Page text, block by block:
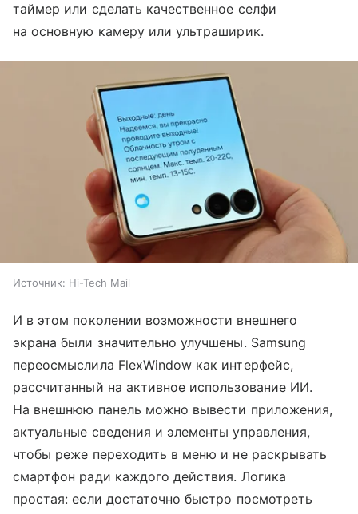
таймер или сделать качественное селфи
на основную камеру или ультраширик.
Источник: Hi-Tech Mail
И в этом поколении возможности внешнего
экрана были значительно улучшены. Samsung
переосмыслила FlexWindow как интерфейс,
рассчитанный на активное использование ИИ.
На внешнюю панель можно вывести приложения,
актуальные сведения и элементы управления,
чтобы реже переходить в меню и не раскрывать
смартфон ради каждого действия. Логика
простая: если достаточно быстро посмотреть